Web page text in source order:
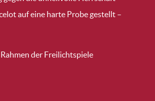
auf eine harte Probe gestellt –
der Freilichtspiele